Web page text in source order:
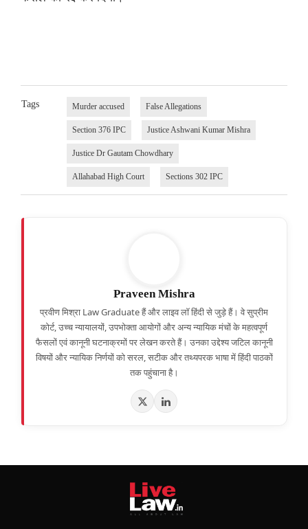
Tags Murder accused False Allegations
Section 376 IPC Justice Ashwani Kumar Mishra
Justice Dr Gautam Chowdhary
Allahabad High Court Sections 302 IPC
Praveen Mishra
प्रवीण मिश्रा Law Graduate हैं और लाइव लॉ हिंदी से जुड़े हैं। वे सुप्रीम
कोर्ट, उच्च न्यायालयों, उपभोक्ता आयोगों और अन्य न्यायिक मंचों के महत्वपूर्ण
फैसलों एवं कानूनी घटनाक्रमों पर लेखन करते हैं। उनका उद्देश्य जटिल कानूनी
विषयों और न्यायिक निर्णयों को सरल, सटीक और तथ्यपरक भाषा में हिंदी पाठकों
तक पहुंचाना है।